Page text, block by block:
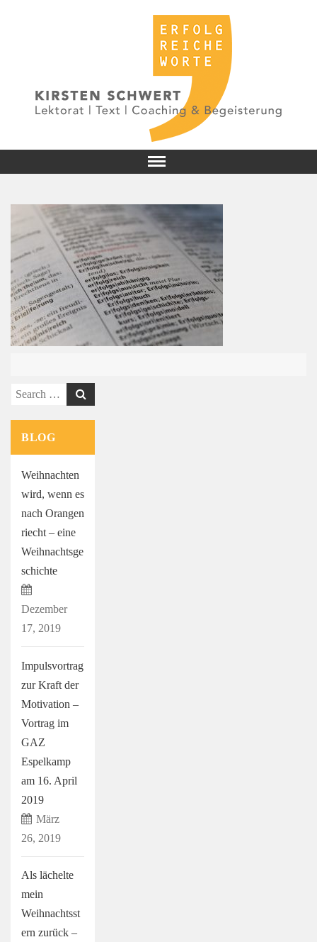
Search
BLOG
Weihnachten
wird, wenn es
nach Orangen
riecht – eine
Weihnachtsge
schichte
Dezember
17, 2019
Impulsvortrag
zur Kraft der
Motivation –
Vortrag im
GAZ
Espelkamp
am 16. April
2019
März
26, 2019
Als lächelte
mein
Weihnachtsst
ern zurück –